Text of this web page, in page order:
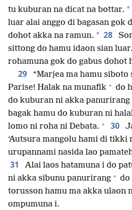
tu kuburan na dicat na bottar. *
luar alai anggo di bagasan gok
dohot akka na ramun. * 28
sittong do hamu idaon sian
rohamuna gok do gabus dohot
29
“Marjea ma hamu
Parise! Halak na munafik + do
do kuburan ni akka panurirang
bagak hamu do kuburan ni
lomo ni roha ni Debata. + 30
‘Autsura mangolu hami di tikki
urupannami nasida lao
31
Alai laos hatamuna i do
ni akka sibunu panurirang + do
torusson hamu ma akka ulaon
ompumuna i.